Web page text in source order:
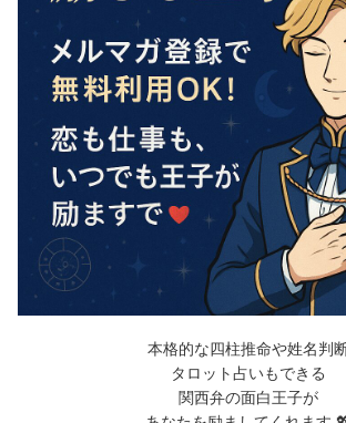
本格的な四柱推命や姓名判
タロット占いもできる
関西弁の面白王子が